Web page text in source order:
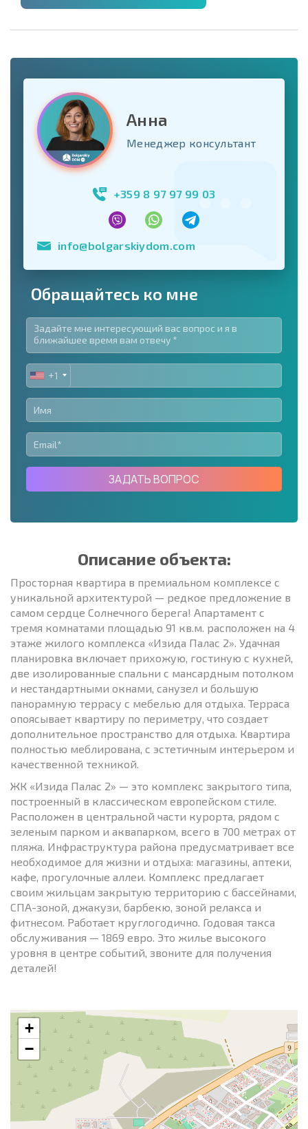
Анна
Менеджер консультант
+359 8 97 97 99 03
info@bolgarskiydom.com
Обращайтесь ко мне
UNITED
STATES
+1
+1
ЗАДАТЬ ВОПРОС
Описание объекта:
Просторная квартира в премиальном комплексе с
уникальной архитектурой — редкое предложение в
самом сердце Солнечного берега! Апартамент с
тремя комнатами площадью 91 кв.м. расположен на 4
этаже жилого комплекса «Изида Палас 2». Удачная
планировка включает прихожую, гостиную с кухней,
две изолированные спальни с мансардным потолком
и нестандартными окнами, санузел и большую
панорамную террасу с мебелью для отдыха. Терраса
опоясывает квартиру по периметру, что создает
дополнительное пространство для отдыха. Квартира
полностью меблирована, с эстетичным интерьером и
качественной техникой.
ЖК «Изида Палас 2» — это комплекс закрытого типа,
построенный в классическом европейском стиле.
Расположен в центральной части курорта, рядом с
зеленым парком и аквапарком, всего в 700 метрах от
пляжа. Инфраструктура района предусматривает все
необходимое для жизни и отдыха: магазины, аптеки,
кафе, прогулочные аллеи. Комплекс предлагает
своим жильцам закрытую территорию с бассейнами,
СПА-зоной, джакузи, барбекю, зоной релакса и
фитнесом. Работает круглогодично. Годовая такса
обслуживания — 1869 евро. Это жилье высокого
уровня в центре событий, звоните для получения
деталей!
+
−